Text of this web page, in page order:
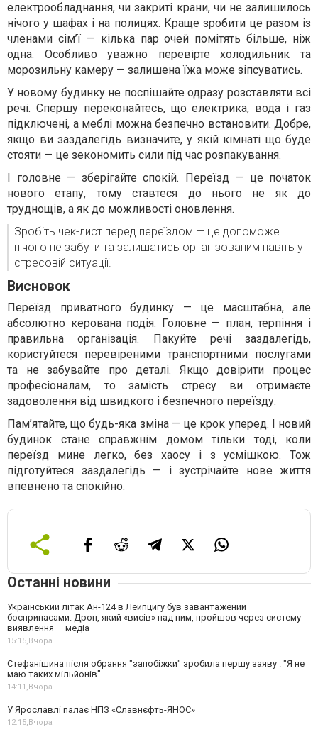
електрообладнання, чи закриті крани, чи не залишилось
нічого у шафах і на полицях. Краще зробити це разом із
членами сім’ї — кілька пар очей помітять більше, ніж
одна. Особливо уважно перевірте холодильник та
морозильну камеру — залишена їжа може зіпсуватись.
У новому будинку не поспішайте одразу розставляти всі
речі. Спершу переконайтесь, що електрика, вода і газ
підключені, а меблі можна безпечно встановити. Добре,
якщо ви заздалегідь визначите, у якій кімнаті що буде
стояти — це зекономить сили під час розпакування.
І головне — зберігайте спокій. Переїзд — це початок
нового етапу, тому ставтеся до нього не як до
труднощів, а як до можливості оновлення.
Зробіть чек-лист перед переїздом — це допоможе
нічого не забути та залишатись організованим навіть у
стресовій ситуації.
Висновок
Переїзд приватного будинку — це масштабна, але
абсолютно керована подія. Головне — план, терпіння і
правильна організація. Пакуйте речі заздалегідь,
користуйтеся перевіреними транспортними послугами
та не забувайте про деталі. Якщо довірити процес
професіоналам, то замість стресу ви отримаєте
задоволення від швидкого і безпечного переїзду.
Пам’ятайте, що будь-яка зміна — це крок уперед. І новий
будинок стане справжнім домом тільки тоді, коли
переїзд мине легко, без хаосу і з усмішкою. Тож
підготуйтеся заздалегідь — і зустрічайте нове життя
впевнено та спокійно.
Останні новини
Український літак Ан-124 в Лейпцигу був завантажений
боєприпасами. Дрон, який «висів» над ним, пройшов через систему
виявлення — медіа
15:15,Вчора
Стефанішина після обрання "запобіжки" зробила першу заяву . "Я не
маю таких мільйонів"
14:11,Вчора
У Ярославлі палає НПЗ «Славнєфть-ЯНОС»
12:15,Вчора